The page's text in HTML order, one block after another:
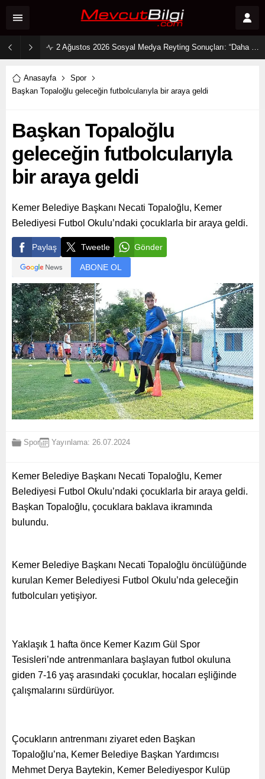
2 Ağustos 2026 Sosyal Medya Reyting Sonuçları: “Daha 17” Ekranlara Ambargo Koydu!
Anasayfa
Spor
Başkan Topaloğlu geleceğin futbolcularıyla bir araya geldi
Başkan Topaloğlu
geleceğin futbolcularıyla
bir araya geldi
Kemer Belediye Başkanı Necati Topaloğlu, Kemer
Belediyesi Futbol Okulu’ndaki çocuklarla bir araya geldi.
Paylaş Tweetle Gönder
ABONE OL
Spor Yayınlama: 26.07.2024
Kemer Belediye Başkanı Necati Topaloğlu, Kemer
Belediyesi Futbol Okulu’ndaki çocuklarla bir araya geldi.
Başkan Topaloğlu, çocuklara baklava ikramında
bulundu.
Kemer Belediye Başkanı Necati Topaloğlu öncülüğünde
kurulan Kemer Belediyesi Futbol Okulu’nda geleceğin
futbolcuları yetişiyor.
Yaklaşık 1 hafta önce Kemer Kazım Gül Spor
Tesisleri’nde antrenmanlara başlayan futbol okuluna
giden 7-16 yaş arasındaki çocuklar, hocaları eşliğinde
çalışmalarını sürdürüyor.
Çocukların antrenmanı ziyaret eden Başkan
Topaloğlu’na, Kemer Belediye Başkan Yardımcısı
Mehmet Derya Baytekin, Kemer Belediyespor Kulüp